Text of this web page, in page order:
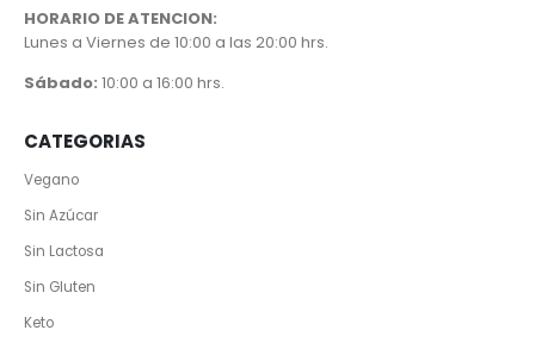
HORARIO DE ATENCION:
Lunes a Viernes de 10:00 a las 20:00 hrs.
Sábado: 10:00 a 16:00 hrs.
CATEGORIAS
Vegano
Sin Azúcar
Sin Lactosa
Sin Gluten
Keto